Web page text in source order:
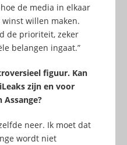
de media in elkaar
willen maken.
de prioriteit, zeker
belangen ingaat.”
figuur. Kan
zijn en voor
neer. Ik moet dat
wordt niet